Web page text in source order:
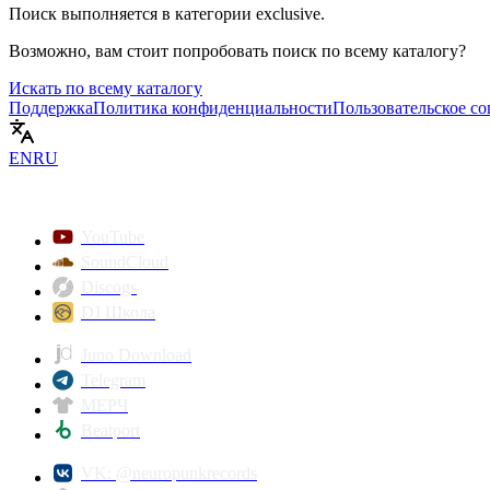
Поиск выполняется в категории exclusive.
Возможно, вам стоит попробовать поиск по всему каталогу?
Искать по всему каталогу
ПоддержкаПолитика конфиденциальностиПользовательское
ENRU